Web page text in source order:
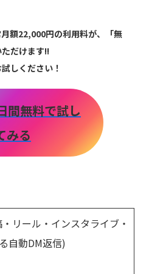
額22,000円の利用料が、「無
だけます!!
しください！
間無料で試し
みる
リール・インスタライブ・
自動DM返信)